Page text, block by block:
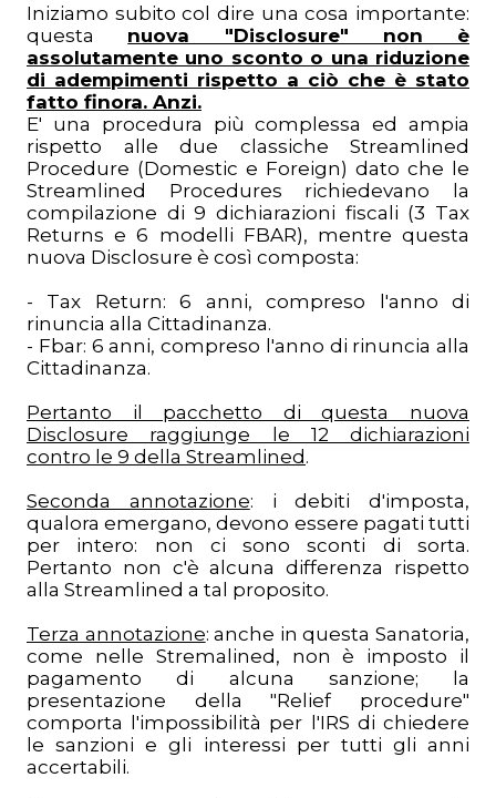
Iniziamo subito col dire una cosa importante:
questa nuova "Disclosure" non è
assolutamente uno sconto o una riduzione
di adempimenti rispetto a ciò che è stato
fatto finora. Anzi.
E' una procedura più complessa ed ampia
rispetto alle due classiche Streamlined
Procedure (Domestic e Foreign) dato che le
Streamlined Procedures richiedevano la
compilazione di 9 dichiarazioni fiscali (3 Tax
Returns e 6 modelli FBAR), mentre questa
nuova Disclosure è così composta:
- Tax Return: 6 anni, compreso l'anno di
rinuncia alla Cittadinanza.
- Fbar: 6 anni, compreso l'anno di rinuncia alla
Cittadinanza.
Pertanto il pacchetto di questa nuova
Disclosure raggiunge le 12 dichiarazioni
contro le 9 della Streamlined.
Seconda annotazione: i debiti d'imposta,
qualora emergano, devono essere pagati tutti
per intero: non ci sono sconti di sorta.
Pertanto non c'è alcuna differenza rispetto
alla Streamlined a tal proposito.
Terza annotazione: anche in questa Sanatoria,
come nelle Stremalined, non è imposto il
pagamento di alcuna sanzione; la
presentazione della "Relief procedure"
comporta l'impossibilità per l'IRS di chiedere
le sanzioni e gli interessi per tutti gli anni
accertabili.